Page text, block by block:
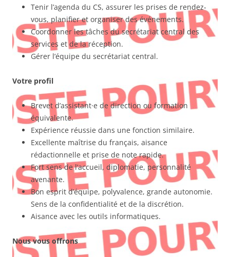
Tenir l’agenda du CS, assurer les prises de rendez-
vous, planifier et organiser des événements.
Coordonner les tâches du secrétariat central des
services et de la réception.
Gérer l’équipe du secrétariat central.
Votre profil
Brevet d’assistant·e de direction ou formation
équivalente.
Expérience réussie dans une fonction similaire.
Excellente maîtrise du français, aisance
rédactionnelle et prise de note rapide.
Fort sens de l’accueil, diplomatie, personnalité
avenante.
Bon esprit d’équipe, polyvalence, grande autonomie.
Sens de la confidentialité et de la discrétion.
Aisance avec les outils informatiques.
Nous vous offrons